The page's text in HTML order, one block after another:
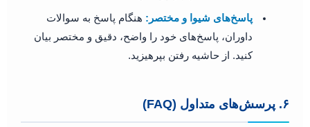
پاسخ‌های شیوا و مختصر: هنگام پاسخ به سوالات
داوران، پاسخ‌های خود را واضح، دقیق و مختصر بیان
کنید. از حاشیه رفتن بپرهیزید.
۶. پرسش‌های متداول (FAQ)